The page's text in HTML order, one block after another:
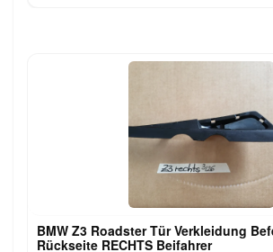
BMW Z3 Roadster Tür Verkleidung
Rückseite RECHTS Beifahrer